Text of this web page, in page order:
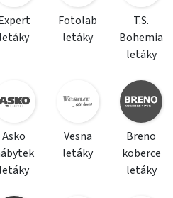
letáky
Fotolab
letáky
T.S.
Bohemia
letáky
Asko
letáky
Vesna
letáky
Breno
koberce
letáky